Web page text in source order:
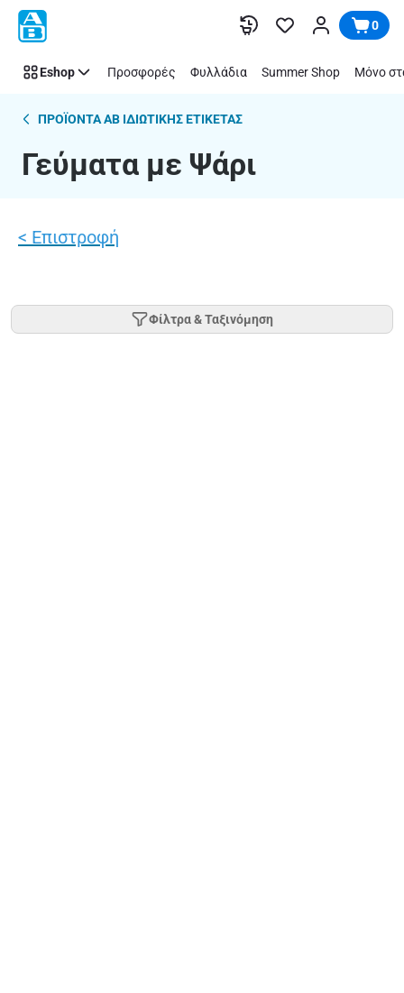
Παράλειψη
Γεύματα
0
Eshop Προσφορές Φυλλάδια Summer Shop Μόνο
ΠΡΟΪΟΝΤΑ AB ΙΔΙΩΤΙΚΗΣ ΕΤΙΚΕΤΑΣ
Γεύματα με Ψάρι
< Eπιστροφή
Φίλτρα & Ταξινόμηση